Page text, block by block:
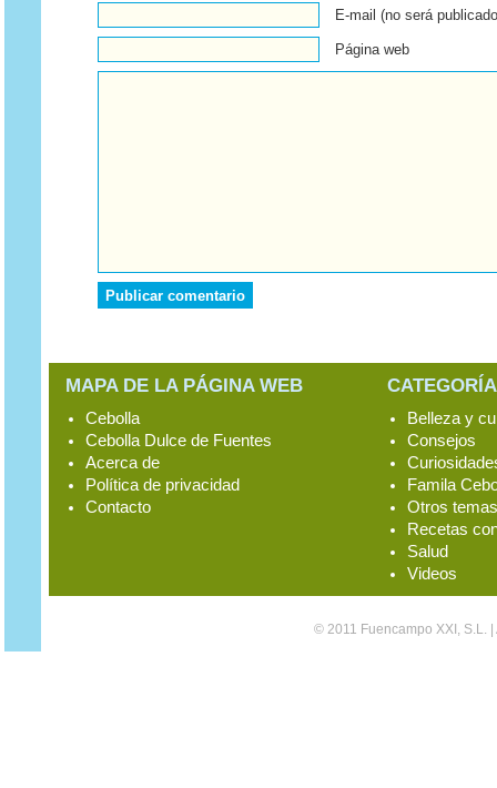
E-mail (no será
Página web
MAPA DE LA PÁGINA WEB
Cebolla
Cebolla Dulce de Fuentes
Acerca de
Política de privacidad
Contacto
Belleza y
Consejos
Famila
Otros temas
Recetas
Salud
Videos
© 2011 Fuencampo XXI, S.L. |